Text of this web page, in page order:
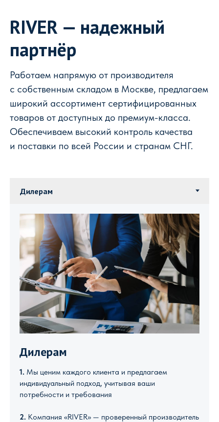
RIVER — надежный
партнёр
Работаем напрямую от производителя
с собственным складом в Москве, предлагаем
широкий ассортимент сертифицированных
товаров от доступных до премиум-класса.
Обеспечиваем высокий контроль качества
и поставки по всей России и странам СНГ.
Дилерам
1. Мы ценим каждого клиента и предлагаем
индивидуальный подход, учитывая ваши
потребности и требования
2. Компания «RIVER» — проверенный производитель